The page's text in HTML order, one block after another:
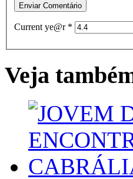
Current ye@r *
Veja